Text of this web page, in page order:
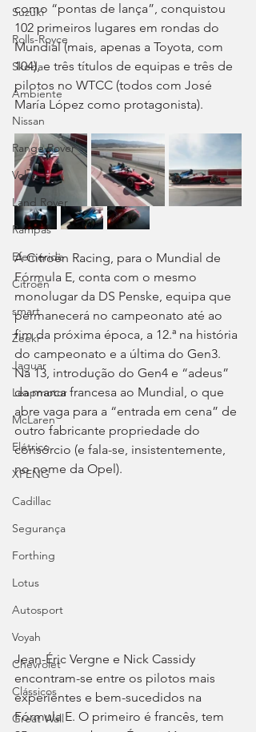
Suzuki
Rolls-Royce
Skoda
Ambiente
Nissan
Range Rover
Volvo
Land Rover
Rampas
Efeméride
Citroën
smart
Zeekr
Jaguar
Leapmotor
McLaren
Elétrico
XPENG
Cadillac
Segurança
Forthing
Lotus
Autosport
Voyah
Chevrolet
Clássicos
Great Wall
como “pontas de lança”, conquistou
102 primeiros lugares em rondas do
Mundial (mais, apenas a Toyota, com
104), e três títulos de equipas e três de
pilotos no WTCC (todos com José
María López como protagonista).
A Citroën Racing, para o Mundial de
Fórmula E, conta com o mesmo
monolugar da DS Penske, equipa que
permanecerá no campeonato até ao
fim da próxima época, a 12.ª na história
do campeonato e a última do Gen3.
Na 13, introdução do Gen4 e “adeus”
da marca francesa ao Mundial, o que
abre vaga para a “entrada em cena” de
outro fabricante propriedade do
consórcio (e fala-se, insistentemente,
no nome da Opel).
Jean-Éric Vergne e Nick Cassidy
encontram-se entre os pilotos mais
experientes e bem-sucedidos na
Fórmula E. O primeiro é francês, tem